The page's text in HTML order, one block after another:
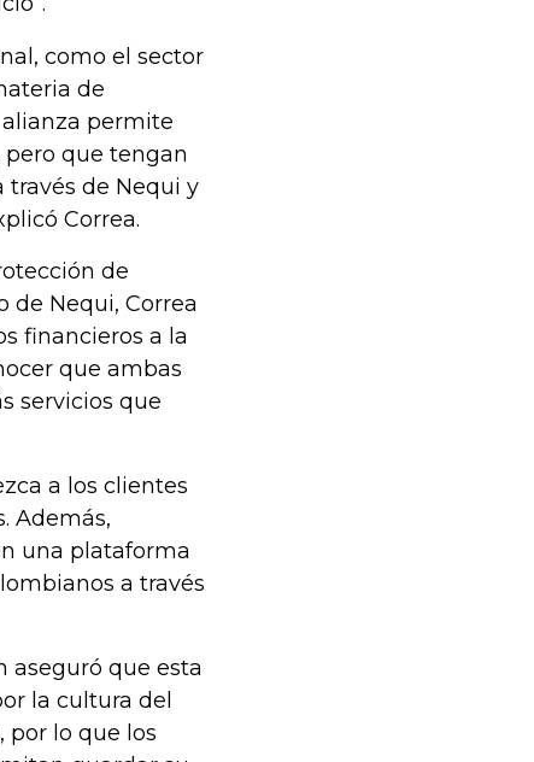
como el sector
de
permite
que tengan
través de Nequi y
Correa.
de
de Nequi, Correa
financieros a la
que ambas
servicios que
a los clientes
Además,
una plataforma
a través
aseguró que esta
la cultura del
por lo que los